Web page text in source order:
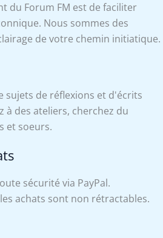
du Forum FM est de faciliter
Nous sommes des
de votre chemin initiatique.
sujets de réflexions et d'écrits
à des ateliers, cherchez du
et soeurs.
sécurité via PayPal.
achats sont non rétractables.